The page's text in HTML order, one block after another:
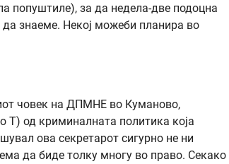
попуштиле), за да недела-две подоцна
знаеме. Некој можеби планира во
човек на ДПМНЕ во Куманово,
Т) од криминалната политика која
ова секретарот сигурно не ни
да биде толку многу во право. Секако